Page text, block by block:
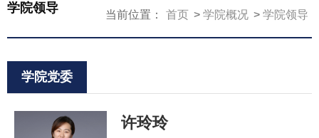
当前位置： 首页 学院概况 学院领导
学院领导
学院党委
许玲玲